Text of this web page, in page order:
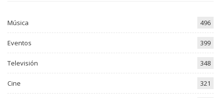
Música 496
Eventos 399
Televisión 348
Cine 321